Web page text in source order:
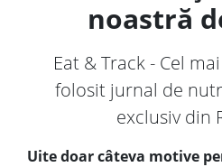
noastră
Eat & Track - Cel
folosit jurnal de
exclusiv din
Uite doar câteva motive